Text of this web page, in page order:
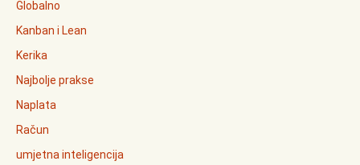
Globalno
Kanban i Lean
Kerika
Najbolje prakse
Naplata
Račun
umjetna inteligencija